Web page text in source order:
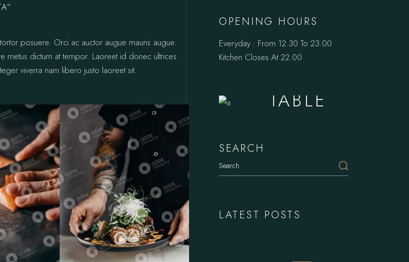
posuere. Orci ac auctor augue mauris augue.
metus dictum at tempor. Laoreet id donec ultrices
viverra nam libero justo laoreet sit.
OPENING HOURS
Everyday : From 12.30 To 23.00
Kitchen Closes At 22.00
TABLE
SEARCH
LATEST POSTS